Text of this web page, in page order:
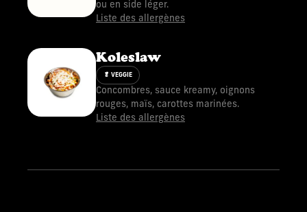
ou en side léger.
Liste des allergènes
Koleslaw
🥬 VEGGIE
Concombres, sauce kreamy, oignons
rouges, maïs, carottes marinées.
Liste des allergènes